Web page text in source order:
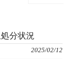
分状況
2025/02/12